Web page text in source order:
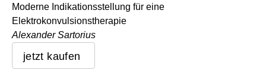
Moderne Indikationsstellung für eine
Elektrokonvulsionstherapie
Alexander Sartorius
jetzt kaufen